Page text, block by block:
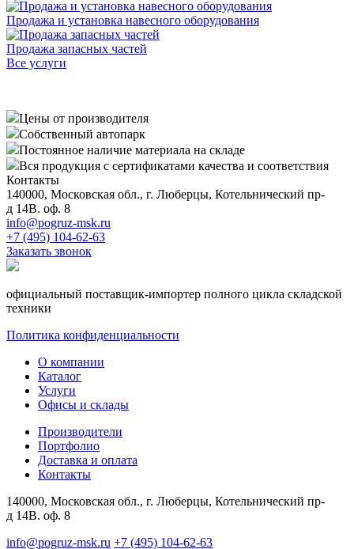
Продажа и установка навесного оборудования
Продажа запасных частей
Все услуги
Цены от производителя
Собственный автопарк
Постоянное наличие материала на складе
Вся продукция с сертификатами качества и соответствия
Контакты
140000, Московская обл., г. Люберцы, Котельнический пр-
д 14В. оф. 8
info@pogruz-msk.ru
+7 (495) 104-62-63
Заказать звонок
официальный поставщик-импортер полного цикла складской
техники
Политика конфиденциальности
О компании
Каталог
Услуги
Офисы и склады
Производители
Портфолио
Доставка и оплата
Контакты
140000, Московская обл., г. Люберцы, Котельнический пр-
д 14В. оф. 8
info@pogruz-msk.ru +7 (495) 104-62-63